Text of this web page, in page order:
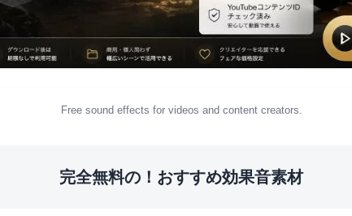
Free sound effects for videos and content creators.
完全無料の！おすすめ効果音素材